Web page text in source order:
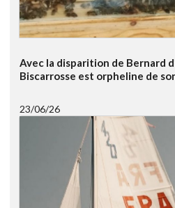
Avec la disparition de Bernard
Biscarrosse est orpheline de
23/06/26